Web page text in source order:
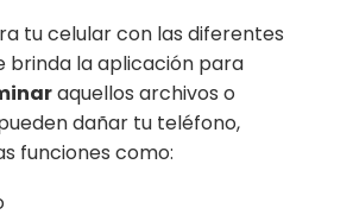
tu celular con las diferentes
brinda la aplicación para
aquellos archivos o
dañar tu teléfono,
funciones como: